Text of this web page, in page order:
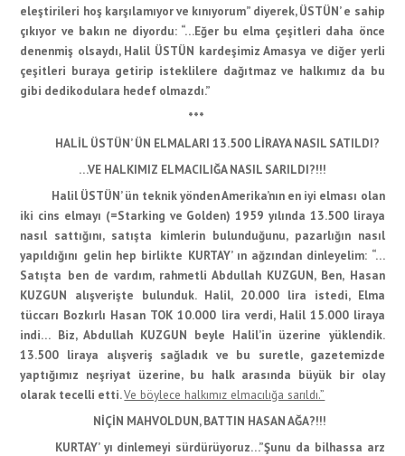
eleştirileri hoş karşılamıyor ve kınıyorum” diyerek, ÜSTÜN’ e sahip
çıkıyor ve bakın ne diyordu: “…Eğer bu elma çeşitleri daha önce
denenmiş olsaydı, Halil ÜSTÜN kardeşimiz Amasya ve diğer yerli
çeşitleri buraya getirip isteklilere dağıtmaz ve halkımız da bu
gibi dedikodulara hedef olmazdı.”
***
HALİL ÜSTÜN’ ÜN ELMALARI 13.500 LİRAYA NASIL SATILDI?
…VE HALKIMIZ ELMACILIĞA NASIL SARILDI?!!!
Halil ÜSTÜN’ ün teknik yönden Amerika’nın en iyi elması olan
iki cins elmayı (=Starking ve Golden) 1959 yılında 13.500 liraya
nasıl sattığını, satışta kimlerin bulunduğunu, pazarlığın nasıl
yapıldığını gelin hep birlikte KURTAY’ ın ağzından dinleyelim: “…
Satışta ben de vardım, rahmetli Abdullah KUZGUN, Ben, Hasan
KUZGUN alışverişte bulunduk. Halil, 20.000 lira istedi, Elma
tüccarı Bozkırlı Hasan TOK 10.000 lira verdi, Halil 15.000 liraya
indi… Biz, Abdullah KUZGUN beyle Halil’in üzerine yüklendik.
13.500 liraya alışveriş sağladık ve bu suretle, gazetemizde
yaptığımız neşriyat üzerine, bu halk arasında büyük bir olay
olarak tecelli etti.Ve böylece halkımız elmacılığa sarıldı.”
NİÇİN MAHVOLDUN, BATTIN HASAN AĞA?!!!
KURTAY’ yı dinlemeyi sürdürüyoruz…”Şunu da bilhassa arz